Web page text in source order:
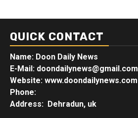
QUICK CONTACT
Name: Doon Daily News
E-Mail: doondailynews@gmail.com
Website: www.doondailynews.com
Phone:
Address: Dehradun, uk